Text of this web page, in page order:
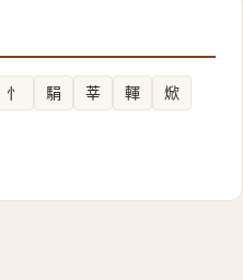
忄 駽 莘 䡣
焮